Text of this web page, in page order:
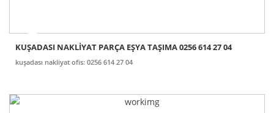
KUŞADASI NAKLİYAT PARÇA EŞYA TAŞIMA 0256 614 27 04
kuşadası nakliyat ofis: 0256 614 27 04